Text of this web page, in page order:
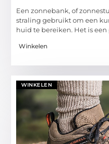
Een zonnebank, of
straling gebruikt om een
huid te bereiken. Het is
Winkelen
WINKELEN